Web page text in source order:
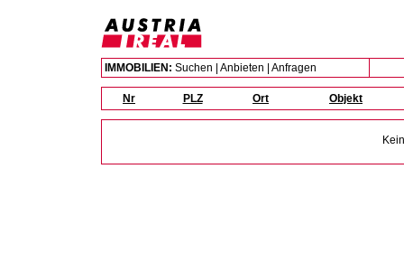
IMMOBILIEN: Suchen Anbieten Anfragen
Nr PLZ Ort Objekt